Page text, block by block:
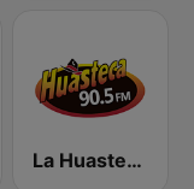
La Huasteca 90.5 FM